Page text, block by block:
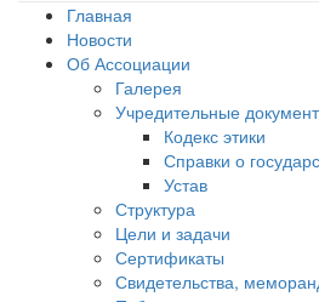
Главная
Новости
Об Ассоциации
Галерея
Учредительные
Кодекс этики
Справки о
Устав
Структура
Цели и задачи
Сертификаты
Свидетельства,